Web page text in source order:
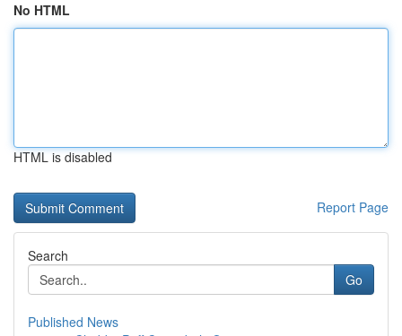
No HTML
HTML is disabled
Report Page
Search
Go
Published News